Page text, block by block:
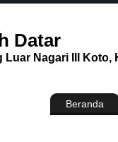
Datar
Nagari III Koto,
Beranda